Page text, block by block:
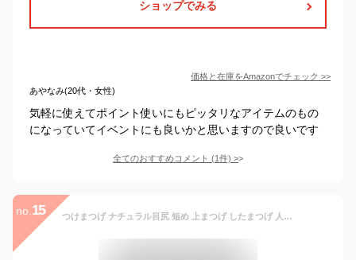
ショップでみる
価格と在庫をAmazonでチェック >>
あやなみ(20代・女性)
気軽に使えてポイント使いにもピッタリなアイテムのもの
になっていてイベントにも良いかと思いますので良いです
全てのおすすめコメント (1件) >
no. 15 つけまつげ ナチュラル目尻 短め 上まつげ したまつげ 人気 手作りつけまつげ 女優まつげ 薄化粧 生活化粧 5ペア (M6（下つけまつげ ）)